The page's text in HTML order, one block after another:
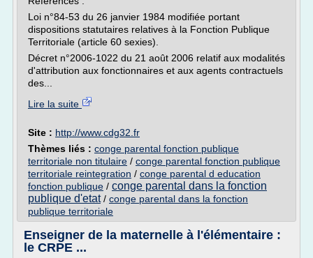
Loi n°84-53 du 26 janvier 1984 modifiée portant
dispositions statutaires relatives à la Fonction Publique
Territoriale (article 60 sexies).
Décret n°2006-1022 du 21 août 2006 relatif aux modalités
d'attribution aux fonctionnaires et aux agents contractuels
des...
Lire la suite
Site : http://www.cdg32.fr
Thèmes liés : conge parental fonction publique
territoriale non titulaire / conge parental fonction publique
territoriale reintegration / conge parental d education
fonction publique / conge parental dans la fonction
publique d'etat/ conge parental dans la fonction
publique territoriale
Enseigner de la maternelle à l'élémentaire :
le CRPE ...